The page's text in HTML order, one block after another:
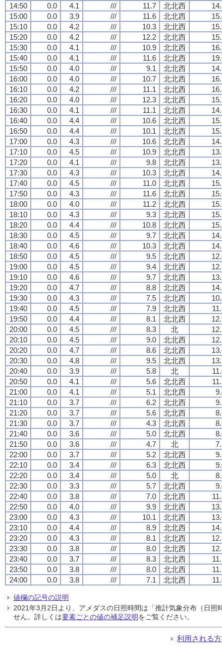
14:50 0.0 4.1 /// 11.7 北北西
15:00
0.0 3.9 /// 11.6 北北西
15:10
0.0 4.2 /// 10.3 北北西
15:20
0.0 4.2 /// 12.2 北北西
15:30
0.0 4.1 /// 10.9 北北西
15:40
0.0 4.1 /// 11.6 北北西
15:50
0.0 4.0 /// 9.1 北北西
16:00
0.0 4.0 /// 10.7 北北西
16:10
0.0 4.2 /// 11.1 北北西
16:20
0.0 4.0 /// 12.3 北北西
16:30
0.0 4.1 /// 11.1 北北西
16:40
0.0 4.4 /// 10.6 北北西
16:50
0.0 4.4 /// 10.1 北北西
17:00
0.0 4.3 /// 10.6 北北西
17:10
0.0 4.5 /// 10.9 北北西
17:20
0.0 4.1 /// 9.8 北北西
17:30
0.0 4.3 /// 10.3 北北西
17:40
0.0 4.5 /// 11.0 北北西
17:50
0.0 4.3 /// 11.6 北北西
18:00
0.0 4.0 /// 11.2 北北西
18:10
0.0 4.3 /// 9.3 北北西
18:20
0.0 4.4 /// 10.8 北北西
18:30
0.0 4.5 /// 9.7 北北西
18:40
0.0 4.6 /// 10.3 北北西
18:50
0.0 4.5 /// 9.5 北北西
19:00
0.0 4.5 /// 9.4 北北西
19:10
0.0 4.6 /// 9.7 北北西
19:20
0.0 4.7 /// 8.8 北北西
19:30
0.0 4.3 /// 7.5 北北西
19:40
0.0 4.5 /// 7.9 北北西
19:50
0.0 4.4 /// 8.1 北北西
20:00
0.0 4.5 /// 8.3 北
20:10
0.0 4.5 /// 9.0 北北西
20:20
0.0 4.7 /// 8.6 北北西
20:30
0.0 4.8 /// 9.5 北北西
20:40
0.0 3.9 /// 5.8 北
20:50
0.0 4.1 /// 5.6 北北西
21:00
0.0 4.1 /// 5.1 北北西
21:10
0.0 3.7 /// 6.2 北北西
21:20
0.0 3.7 /// 5.6 北北西
21:30
0.0 3.7 /// 4.3 北北西
21:40
0.0 3.6 /// 5.0 北北西
21:50
0.0 3.6 /// 4.7 北
22:00
0.0 3.7 /// 5.2 北北西
22:10
0.0 3.4 /// 6.3 北北西
22:20
0.0 3.4 /// 5.0 北
22:30
0.0 3.3 /// 5.7 北北西
22:40
0.0 3.8 /// 7.0 北北西
22:50
0.0 4.0 /// 9.9 北北西
23:00
0.0 4.3 /// 10.1 北北西
23:10
0.0 4.4 /// 8.9 北北西
23:20
0.0 4.3 /// 8.1 北北西
23:30
0.0 3.8 /// 8.0 北北西
23:40
0.0 3.7 /// 8.3 北北西
23:50
0.0 3.8 /// 8.0 北北西
24:00
0.0 3.8 /// 7.1 北北西
値欄の記号の説明
2021年3月2日より、アメダスの日照時間は「推計気象分布（日
せん。詳しくは要素ごとの値の補足説明をご覧ください。
利用される